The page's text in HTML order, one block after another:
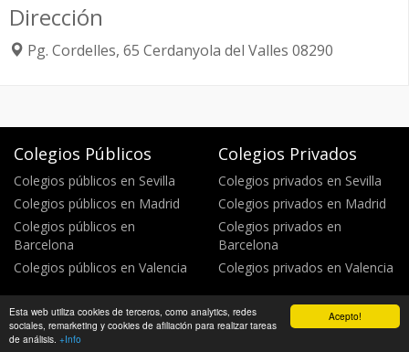
Acepto!
Esta web utiliza cookies de terceros, como analytics, redes
sociales, remarketing y cookies de afiliación para realizar tareas
de análisis. +Info
Dirección
Pg. Cordelles, 65 Cerdanyola del Valles 08290
Colegios Públicos
Colegios públicos en Sevilla
Colegios públicos en Madrid
Colegios públicos en
Barcelona
Colegios públicos en Valencia
Colegios Privados
Colegios privados en Sevilla
Colegios privados en Madrid
Colegios privados en
Barcelona
Colegios privados en Valencia
Política de privacidad Política de cookies